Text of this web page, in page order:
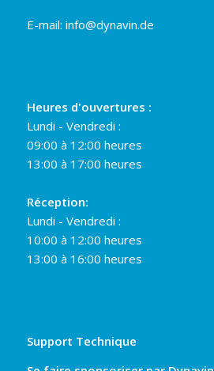
E-mail: info@dynavin.de
Heures d'ouvertures :
Lundi - Vendredi :
09:00 à 12:00 heures
13:00 à 17:00 heures
Réception:
Lundi - Vendredi :
10:00 à 12:00 heures
13:00 à 16:00 heures
Support Technique